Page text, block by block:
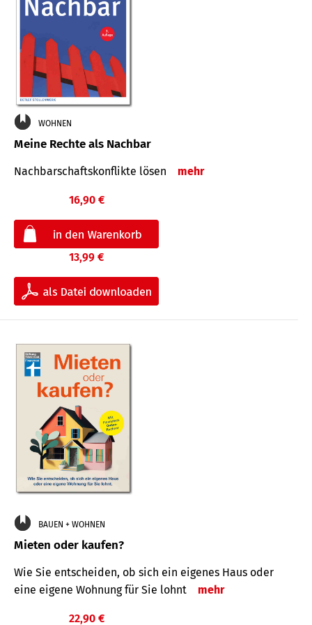
WOHNEN
Meine Rechte als Nachbar
Nach­bar­schafts­konflikte lösen mehr
16,90 €
13,99 €
BAUEN + WOHNEN
Mieten oder kaufen?
Wie Sie entscheiden, ob sich ein eigenes Haus oder
eine eigene Wohnung für Sie lohnt
mehr
22,90 €